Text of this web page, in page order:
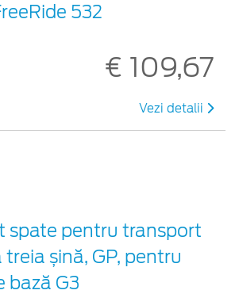
532
€ 109,67
Vezi detalii
spate pentru transport
treia șină, GP, pentru
bază G3